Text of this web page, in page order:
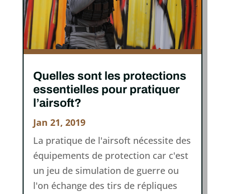
Quelles sont les protections
essentielles pour pratiquer
l’airsoft?
Jan 21, 2019
La pratique de l'airsoft nécessite des
équipements de protection car c'est
un jeu de simulation de guerre ou
l'on échange des tirs de répliques